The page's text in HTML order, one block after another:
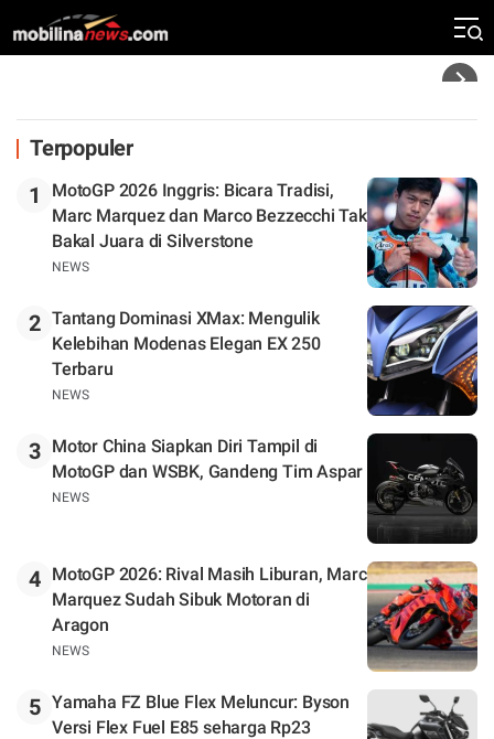
Silverstone. Seri Selanjutnya Belum Jelas
Terpopuler
1
MotoGP 2026 Inggris: Bicara Tradisi,
Marc Marquez dan Marco Bezzecchi Tak
Bakal Juara di Silverstone
NEWS
2 Tantang Dominasi XMax: Mengulik
Kelebihan Modenas Elegan EX 250
Terbaru
NEWS
3
Motor China Siapkan Diri Tampil di
MotoGP dan WSBK, Gandeng Tim Aspar
NEWS
4
MotoGP 2026: Rival Masih Liburan, Marc
Marquez Sudah Sibuk Motoran di
Aragon
NEWS
5 Yamaha FZ Blue Flex Meluncur: Byson
Versi Flex Fuel E85 seharga Rp23